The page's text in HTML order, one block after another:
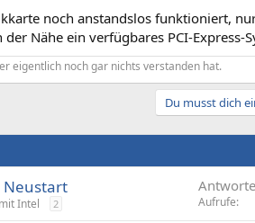
noch anstandslos funktioniert,
Nähe ein verfügbares PCI-Express-
eigentlich noch gar nichts verstanden hat.
Du musst dich
Neustart
Intel 2 Aufrufe